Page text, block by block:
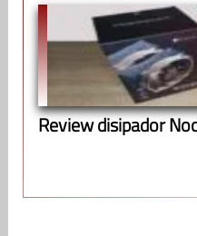
Review disipador